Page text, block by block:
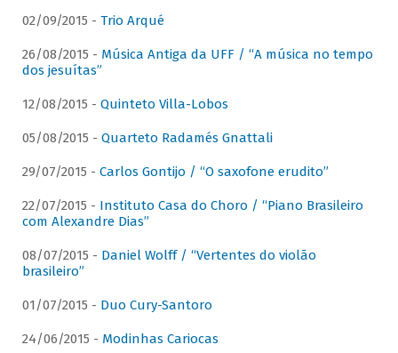
02/09/2015 - Trio Arqué
26/08/2015 - Música Antiga da UFF / “A música no tempo
dos jesuítas”
12/08/2015 - Quinteto Villa-Lobos
05/08/2015 - Quarteto Radamés Gnattali
29/07/2015 - Carlos Gontijo / “O saxofone erudito”
22/07/2015 - Instituto Casa do Choro / “Piano Brasileiro
com Alexandre Dias”
08/07/2015 - Daniel Wolff / “Vertentes do violão
brasileiro”
01/07/2015 - Duo Cury-Santoro
24/06/2015 - Modinhas Cariocas